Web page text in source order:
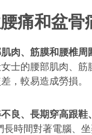
痛和盆骨
肉、筋膜和腰椎周
士的腰部肌肉、
，較易造成勞損。
良、長期穿高跟鞋
長時間對著電腦、